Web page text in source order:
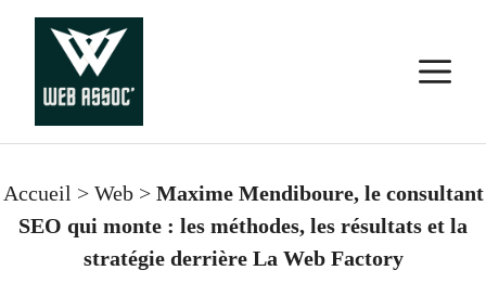
Aller
Accueil > Web> Maxime Mendiboure, le consultant
SEO qui monte : les méthodes, les résultats et la
stratégie derrière La Web Factory